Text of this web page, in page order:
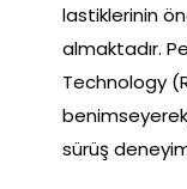
lastiklerinin
almaktadır.
Technology
sürüş